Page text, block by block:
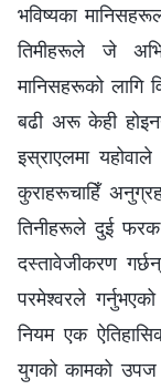
भविष्यका
तिमीहरूले जे
मानिसहरूको लागि
बढी अरू केही
इस्राएलमा
कुराहरूचाहिँ
तिनीहरूले दुई
दस्तावेजीकरण
परमेश्‍वरले
नियम एक
युगको कामको